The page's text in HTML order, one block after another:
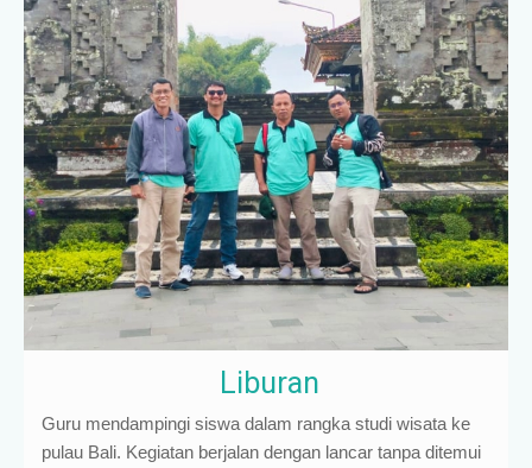
Liburan
Guru mendampingi siswa dalam rangka studi wisata ke
pulau Bali. Kegiatan berjalan dengan lancar tanpa ditemui